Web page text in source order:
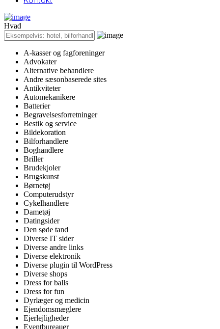
Hvad
A-kasser og fagforeninger
Advokater
Alternative behandlere
Andre sæsonbaserede sites
Antikviteter
Automekanikere
Batterier
Begravelsesforretninger
Bestik og service
Bildekoration
Bilforhandlere
Boghandlere
Briller
Brudekjoler
Brugskunst
Børnetøj
Computerudstyr
Cykelhandlere
Dametøj
Datingsider
Den søde tand
Diverse IT sider
Diverse andre links
Diverse elektronik
Diverse plugin til WordPress
Diverse shops
Dress for balls
Dress for fun
Dyrlæger og medicin
Ejendomsmæglere
Ejerlejligheder
Eventbureauer